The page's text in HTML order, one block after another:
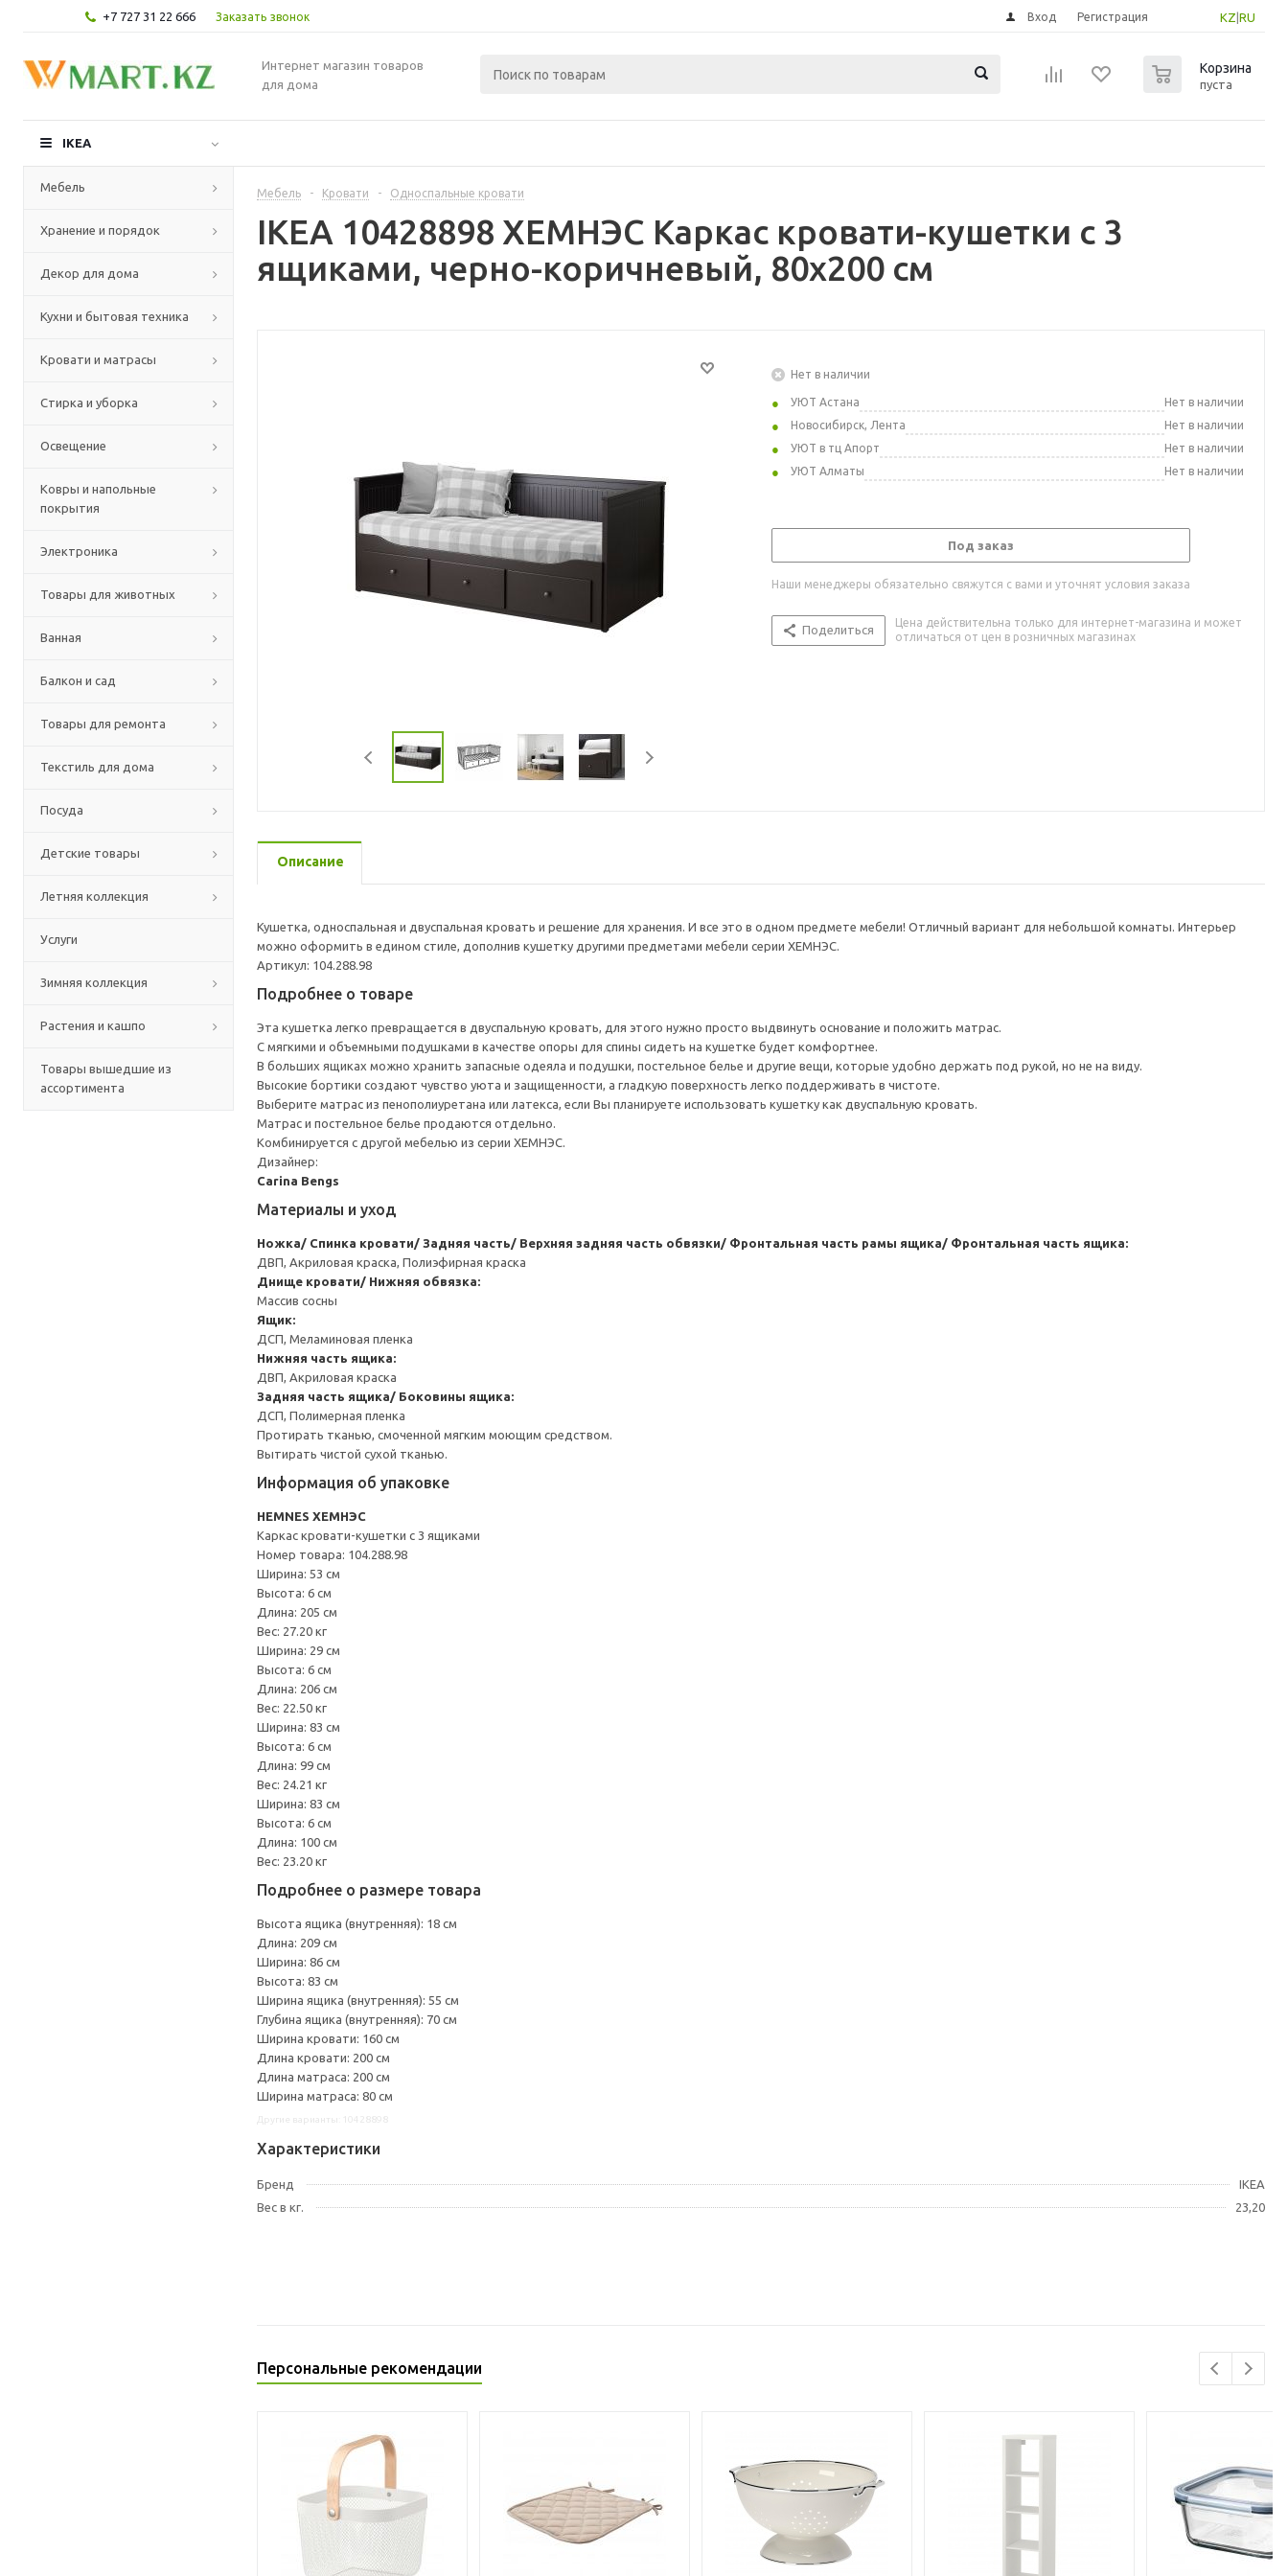
+7 727 31 22 666 Заказать звонок KZ RU
Вход Регистрация
Интернет магазин товаров
для дома
Корзина
пуста
IKEA
Мебель
Хранение и порядок
Декор для дома
Кухни и бытовая техника
Кровати и матрасы
Стирка и уборка
Освещение
Ковры и напольные
покрытия
Электроника
Товары для животных
Ванная
Балкон и сад
Товары для ремонта
Текстиль для дома
Посуда
Детские товары
Летняя коллекция
Услуги
Зимняя коллекция
Растения и кашпо
Товары вышедшие из
ассортимента
Мебель - Кровати - Односпальные кровати
IKEA 10428898 ХЕМНЭС Каркас кровати-кушетки с 3
ящиками, черно-коричневый, 80x200 см
Нет в наличии
УЮТ Астана
Нет в наличии
Новосибирск, Лента
Нет в наличии
УЮТ в тц Апорт
Нет в наличии
УЮТ Алматы
Нет в наличии
Под заказ
Наши менеджеры обязательно свяжутся с вами и уточнят условия заказа
Поделиться
Цена действительна только для интернет-магазина и может
отличаться от цен в розничных магазинах
Описание
Кушетка, односпальная и двуспальная кровать и решение для хранения. И все это в одном предмете мебели! Отличный вариант для небольшой комнаты. Интерьер
можно оформить в едином стиле, дополнив кушетку другими предметами мебели серии ХЕМНЭС.
Артикул: 104.288.98
Подробнее о товаре
Эта кушетка легко превращается в двуспальную кровать, для этого нужно просто выдвинуть основание и положить матрас.
C мягкими и объемными подушками в качестве опоры для спины сидеть на кушетке будет комфортнее.
В больших ящиках можно хранить запасные одеяла и подушки, постельное белье и другие вещи, которые удобно держать под рукой, но не на виду.
Высокие бортики создают чувство уюта и защищенности, а гладкую поверхность легко поддерживать в чистоте.
Выберите матрас из пенополиуретана или латекса, если Вы планируете использовать кушетку как двуспальную кровать.
Матрас и постельное белье продаются отдельно.
Комбинируется с другой мебелью из серии ХЕМНЭС.
Дизайнер:
Carina Bengs
Материалы и уход
Ножка/ Спинка кровати/ Задняя часть/ Верхняя задняя часть обвязки/ Фронтальная часть рамы ящика/ Фронтальная часть ящика:
ДВП, Акриловая краска, Полиэфирная краска
Днище кровати/ Нижняя обвязка:
Массив сосны
Ящик:
ДСП, Меламиновая пленка
Нижняя часть ящика:
ДВП, Акриловая краска
Задняя часть ящика/ Боковины ящика:
ДСП, Полимерная пленка
Протирать тканью, смоченной мягким моющим средством.
Вытирать чистой сухой тканью.
Информация об упаковке
HEMNES ХЕМНЭС
Каркас кровати-кушетки с 3 ящиками
Номер товара: 104.288.98
Ширина: 53 см
Высота: 6 см
Длина: 205 см
Вес: 27.20 кг
Ширина: 29 см
Высота: 6 см
Длина: 206 см
Вес: 22.50 кг
Ширина: 83 см
Высота: 6 см
Длина: 99 см
Вес: 24.21 кг
Ширина: 83 см
Высота: 6 см
Длина: 100 см
Вес: 23.20 кг
Подробнее о размере товара
Высота ящика (внутренняя): 18 см
Длина: 209 см
Ширина: 86 см
Высота: 83 см
Ширина ящика (внутренняя): 55 см
Глубина ящика (внутренняя): 70 см
Ширина кровати: 160 см
Длина кровати: 200 см
Длина матраса: 200 см
Ширина матраса: 80 см
Характеристики
Бренд
IKEA
Вес в кг.
23,20
Персональные рекомендации